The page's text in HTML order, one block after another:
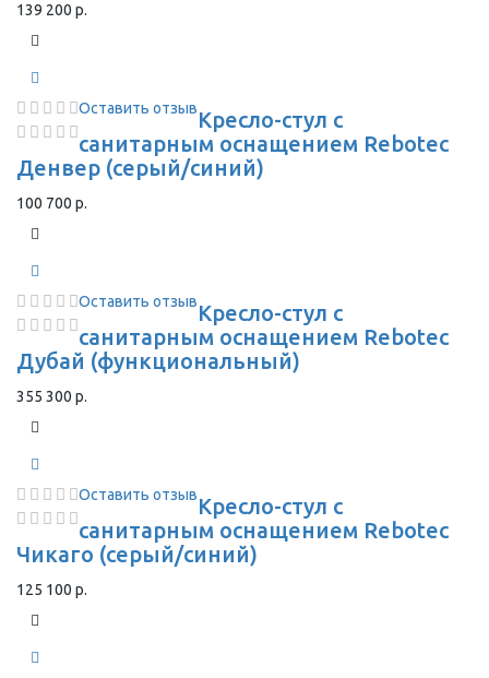
139 200 р.
Оставить отзывКресло-стул с
санитарным оснащением Rebotec
Денвер (серый/синий)
100 700 р.
Оставить отзывКресло-стул с
санитарным оснащением Rebotec
Дубай (функциональный)
355 300 р.
Оставить отзывКресло-стул с
санитарным оснащением Rebotec
Чикаго (серый/синий)
125 100 р.